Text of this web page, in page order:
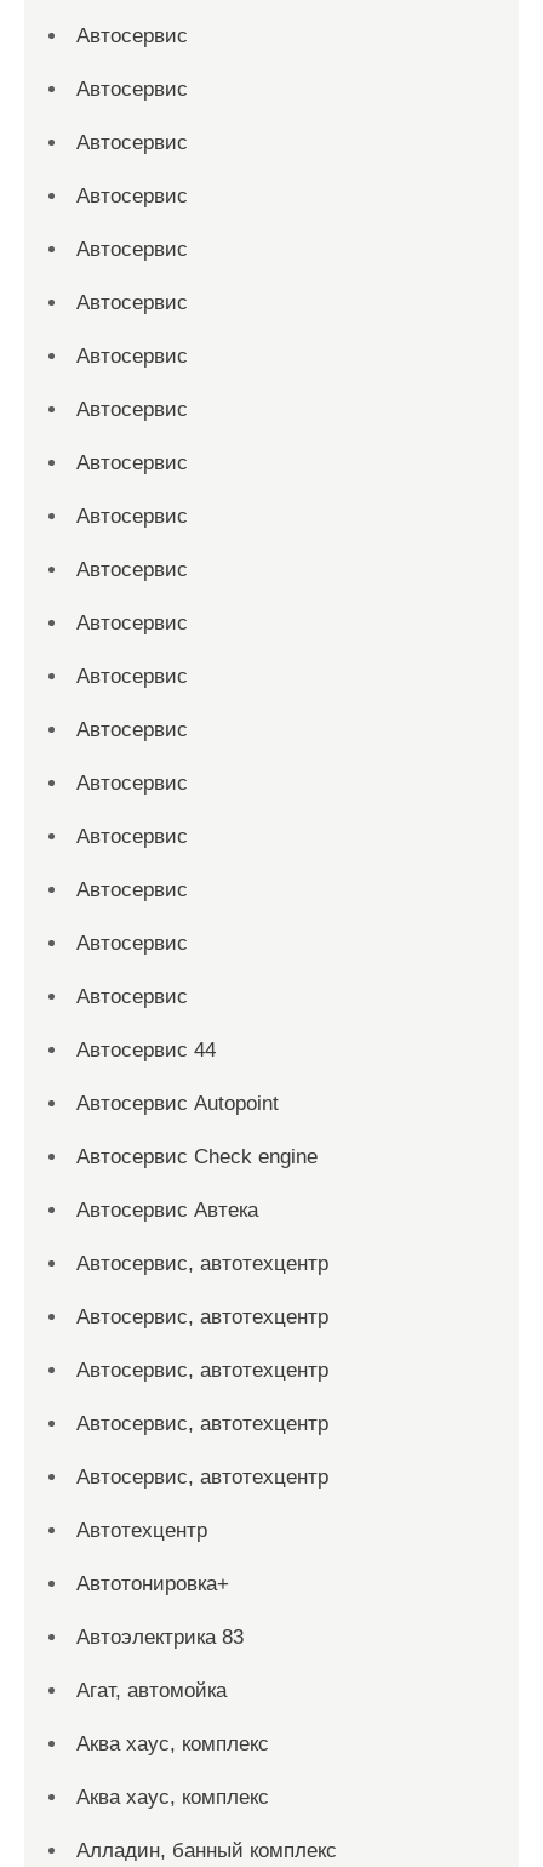
Автосервис
Автосервис
Автосервис
Автосервис
Автосервис
Автосервис
Автосервис
Автосервис
Автосервис
Автосервис
Автосервис
Автосервис
Автосервис
Автосервис
Автосервис
Автосервис
Автосервис
Автосервис
Автосервис
Автосервис 44
Автосервис Autopoint
Автосервис Check engine
Автосервис Автека
Автосервис, автотехцентр
Автосервис, автотехцентр
Автосервис, автотехцентр
Автосервис, автотехцентр
Автосервис, автотехцентр
Автотехцентр
Автотонировка+
Автоэлектрика 83
Агат, автомойка
Аква хаус, комплекс
Аква хаус, комплекс
Алладин, банный комплекс